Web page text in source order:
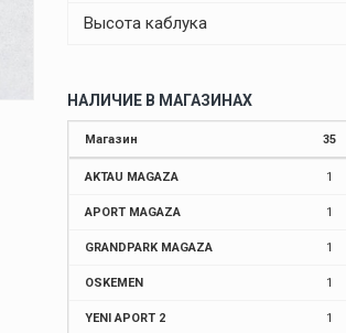
Высота каблука
НАЛИЧИЕ В МАГАЗИНАХ
Магазин 35
AKTAU MAGAZA 1
APORT MAGAZA 1
GRANDPARK MAGAZA 1
OSKEMEN 1
YENI APORT 2 1